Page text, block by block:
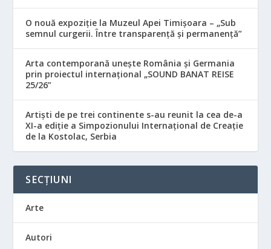
O nouă expoziție la Muzeul Apei Timișoara – „Sub
semnul curgerii. Între transparență și permanență”
Arta contemporană unește România și Germania
prin proiectul internațional „SOUND BANAT REISE
25/26”
Artiști de pe trei continente s-au reunit la cea de-a
XI-a ediție a Simpozionului Internațional de Creație
de la Kostolac, Serbia
SECȚIUNI
Arte
Autori